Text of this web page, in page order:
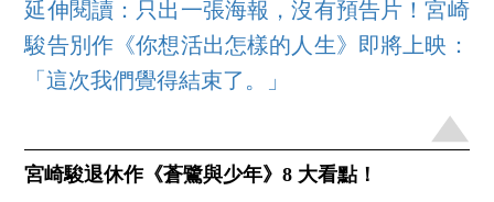
延伸閱讀：只出一張海報，沒有預告片！宮崎
駿告別作《你想活出怎樣的人生》即將上映：
「這次我們覺得結束了。」
宮崎駿退休作《蒼鷺與少年》8 大看點！